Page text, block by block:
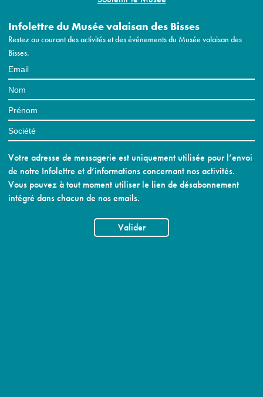
Infolettre du Musée valaisan des Bisses
Restez au courant des activités et des événements du Musée valaisan des
Bisses.
Votre adresse de messagerie est uniquement utilisée pour l’envoi
de notre Infolettre et d’informations concernant nos activités.
Vous pouvez à tout moment utiliser le lien de désabonnement
intégré dans chacun de nos emails.